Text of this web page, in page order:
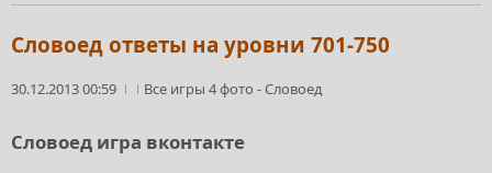
Словоед ответы на уровни 701-750
30.12.2013 00:59 Все игры 4 фото -Словоед
Словоед игра вконтакте